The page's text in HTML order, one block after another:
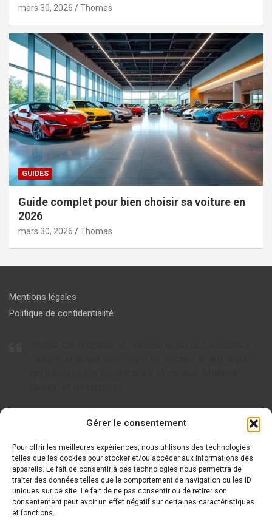
Gérer le consentement
Pour offrir les meilleures expériences, nous utilisons des technologies
telles que les cookies pour stocker et/ou accéder aux informations des
appareils. Le fait de consentir à ces technologies nous permettra de
traiter des données telles que le comportement de navigation ou les ID
uniques sur ce site. Le fait de ne pas consentir ou de retirer son
consentement peut avoir un effet négatif sur certaines caractéristiques
et fonctions.
mars 30, 2026 Thomas
GUIDES
Guide complet pour bien choisir sa voiture en
2026
mars 30, 2026 Thomas
Mentions légales
Politique de confidentialité
Articles à ne pas rater
Tout savoir sur AC Cars, l’icône britannique de l’automobile
Tout savoir sur Arcfox : le nouveau visage de la mobilité
électrique
Tout savoir sur Wuling et ses modèles innovants